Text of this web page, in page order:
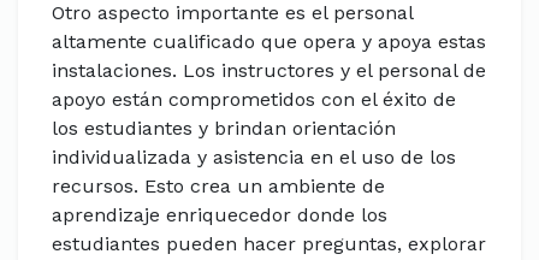
Otro aspecto importante es el personal
altamente cualificado que opera y apoya estas
instalaciones. Los instructores y el personal de
apoyo están comprometidos con el éxito de
los estudiantes y brindan orientación
individualizada y asistencia en el uso de los
recursos. Esto crea un ambiente de
aprendizaje enriquecedor donde los
estudiantes pueden hacer preguntas, explorar